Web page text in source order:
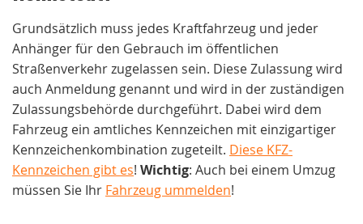
Grundsätzlich muss jedes Kraftfahrzeug und jeder
Anhänger für den Gebrauch im öffentlichen
Straßenverkehr zugelassen sein. Diese Zulassung wird
auch Anmeldung genannt und wird in der zuständigen
Zulassungsbehörde durchgeführt. Dabei wird dem
Fahrzeug ein amtliches Kennzeichen mit einzigartiger
Kennzeichenkombination zugeteilt. Diese KFZ-
Kennzeichen gibt es! Wichtig: Auch bei einem Umzug
müssen Sie Ihr Fahrzeug ummelden!